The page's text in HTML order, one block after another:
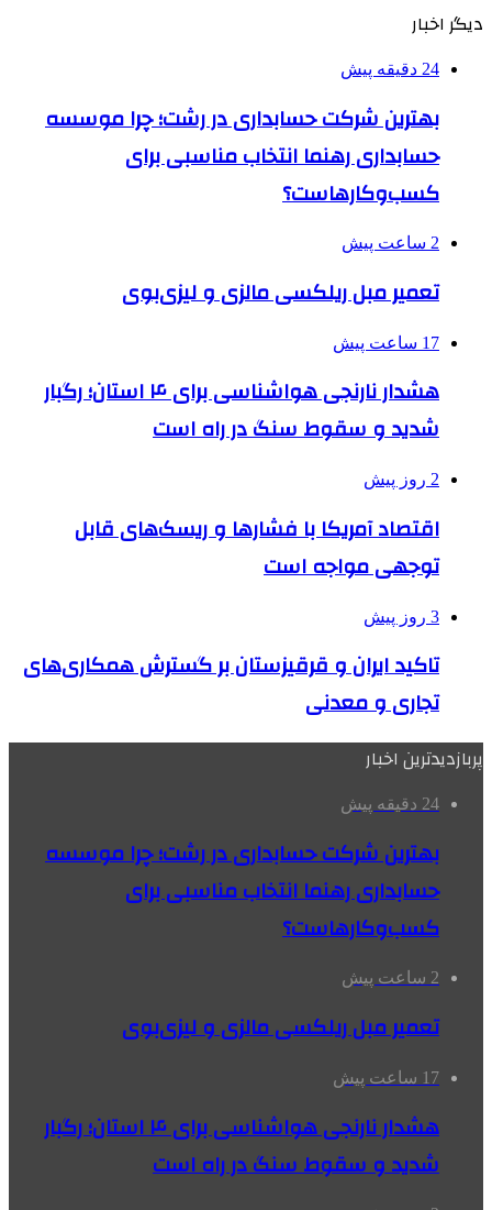
دیگر اخبار
24 دقیقه پیش
بهترین شرکت حسابداری در رشت؛ چرا موسسه
حسابداری رهنما انتخاب مناسبی برای
کسب‌وکارهاست؟
2 ساعت پیش
تعمیر مبل ریلکسی مالزی و لیزی‌بوی
17 ساعت پیش
هشدار نارنجی هواشناسی برای ۴ استان؛ رگبار
شدید و سقوط سنگ در راه است
2 روز پیش
اقتصاد آمریکا با فشارها و ریسک‌های قابل
توجهی مواجه است
3 روز پیش
تاکید ایران و قرقیزستان بر گسترش همکاری‌های
تجاری و معدنی
پربازدیدترین اخبار
24 دقیقه پیش
بهترین شرکت حسابداری در رشت؛ چرا موسسه
حسابداری رهنما انتخاب مناسبی برای
کسب‌وکارهاست؟
2 ساعت پیش
تعمیر مبل ریلکسی مالزی و لیزی‌بوی
17 ساعت پیش
هشدار نارنجی هواشناسی برای ۴ استان؛ رگبار
شدید و سقوط سنگ در راه است